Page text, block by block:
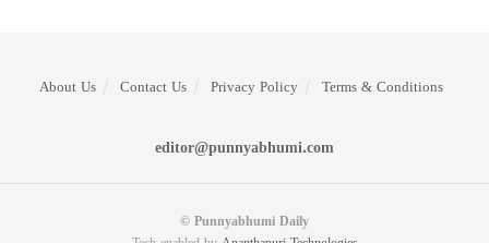
About Us Contact Us Privacy Policy Terms & Conditions
editor@punnyabhumi.com
© Punnyabhumi Daily